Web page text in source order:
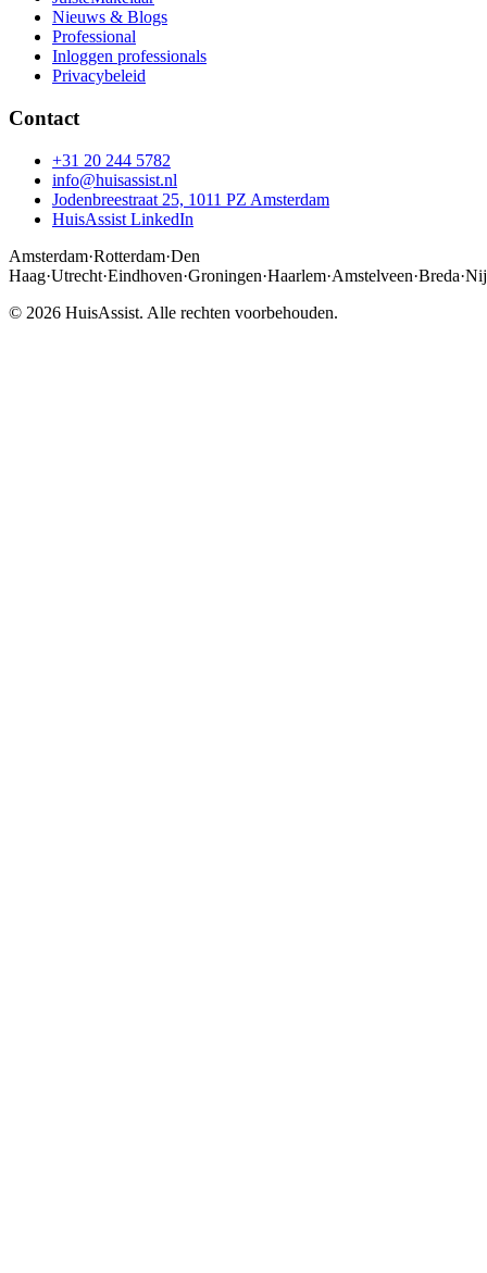
Nieuws & Blogs
Professional
Inloggen professionals
Privacybeleid
Contact
+31 20 244 5782
info@huisassist.nl
Jodenbreestraat 25, 1011 PZ Amsterdam
HuisAssist LinkedIn
Amsterdam·Rotterdam·Den
Haag·Utrecht·Eindhoven·Groningen·Haarlem·Amstelveen·Breda·
© 2026 HuisAssist. Alle rechten voorbehouden.